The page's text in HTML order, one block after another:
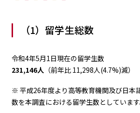
（1）留学生総数
令和4年5月1日現在の留学生数
231,146人 （前年比 11,298人(4.7%)減）
※ 平成26年度より高等教育機関及び日本
数を本調査における留学生数としています